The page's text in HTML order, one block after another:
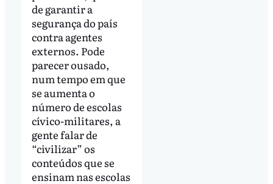
de garantir a
segurança do país
contra agentes
externos. Pode
parecer ousado,
num tempo em que
se aumenta o
número de escolas
cívico-militares, a
gente falar de
“civilizar” os
conteúdos que se
ensinam nas escolas